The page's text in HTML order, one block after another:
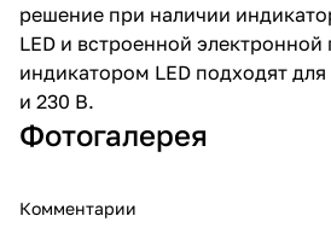
решение при наличии
LED и встроенной
индикатором LED подходят
и 230 В.
Фотогалерея
Комментарии